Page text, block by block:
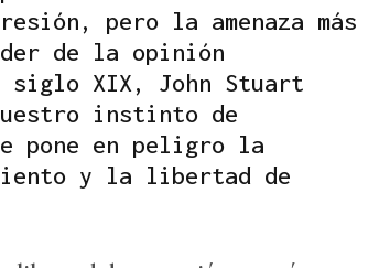
pero la amenaza más
de la opinión
XIX, John Stuart
instinto de
pone en peligro la
y la libertad de